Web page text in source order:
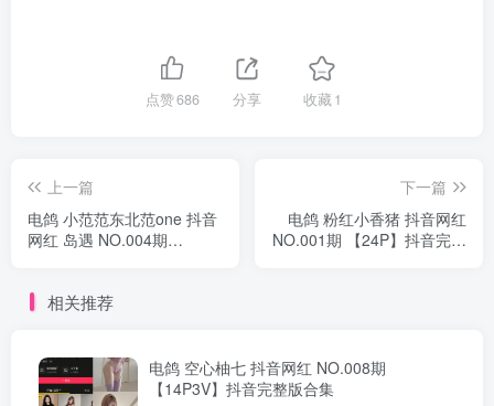
点赞686 分享 收藏1
上一篇
电鸽 小范范东北范one 抖音
网红 岛遇 NO.004期
下一篇
电鸽 粉红小香猪 抖音网红
NO.001期 【24P】抖音完整
相关推荐
电鸽 空心柚七 抖音网红 NO.008期
【14P3V】抖音完整版合集